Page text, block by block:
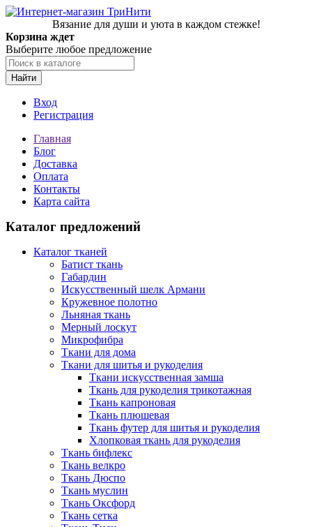
Вязание для души и уюта в каждом стежке!
Корзина ждет
Выберите любое предложение
Найти
Вход
Регистрация
Главная
Блог
Доставка
Оплата
Контакты
Карта сайта
Каталог предложений
Каталог тканей
Батист ткань
Габардин
Искусственный шелк Армани
Кружевное полотно
Льняная ткань
Мерный лоскут
Микрофибра
Ткани для дома
Ткани для шитья и рукоделия
Ткани искусственная замша
Ткань для рукоделия трикотажная
Ткань капроновая
Ткань плюшевая
Ткань футер для шитья и рукоделия
Хлопковая ткань для рукоделия
Ткань бифлекс
Ткань велкро
Ткань Дюспо
Ткань муслин
Ткань Оксфорд
Ткань сетка